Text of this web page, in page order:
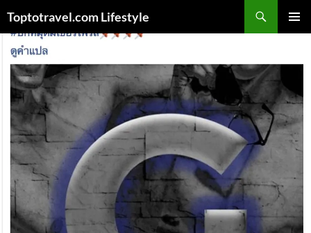
content
Toptotravel.com Lifestyle